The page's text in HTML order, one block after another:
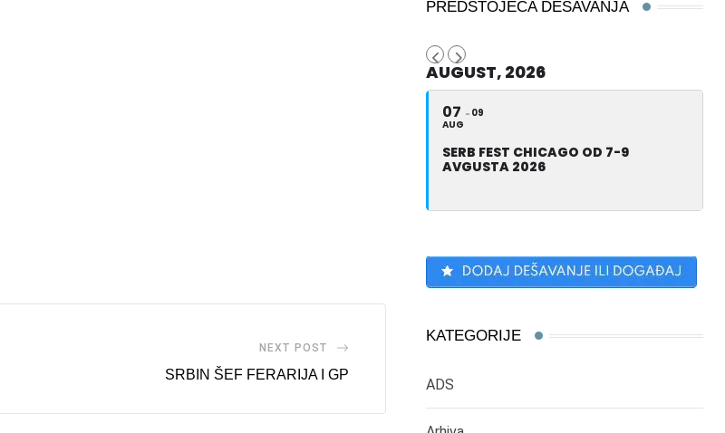
NEXT POST
SRBIN ŠEF FERARIJA I GP
PREDSTOJEĆA DEŠAVANJA
AUGUST, 2026
07
AUG
09
SERB FEST CHICAGO OD 7-9
AVGUSTA 2026
KATEGORIJE
ADS